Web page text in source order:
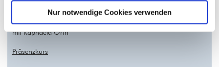
Nur notwendige Cookies verwenden
Trainingseinheiten: 20
Mittwoch, 19.00 - 20.30 Uhr
mit Raphaela Orth
Präsenzkurs